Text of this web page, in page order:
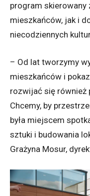
program skierowany
mieszkańców, jak i
niecodziennych
– Od lat tworzymy
mieszkańców i
rozwijać się również
Chcemy, by
była miejscem
sztuki i budowania
Grażyna Mosur,